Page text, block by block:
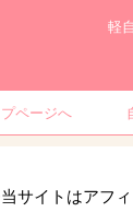
軽
プページへ
サイトはアフ